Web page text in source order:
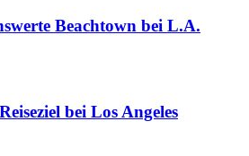
Beachtown bei L.A.
bei Los Angeles